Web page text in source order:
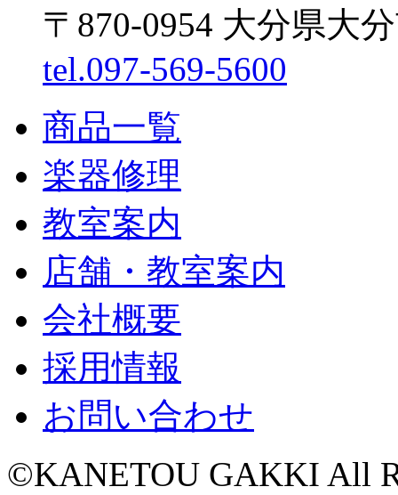
〒870-0954 大分県大
tel.097-569-5600
商品一覧
楽器修理
教室案内
店舗・教室案内
会社概要
採用情報
お問い合わせ
©KANETOU GAKKI All